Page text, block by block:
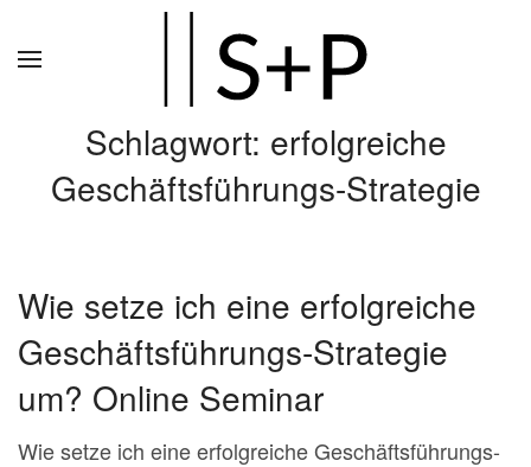
Schlagwort: erfolgreiche
Geschäftsführungs-Strategie
Wie setze ich eine erfolgreiche
Geschäftsführungs-Strategie
um? Online Seminar
Wie setze ich eine erfolgreiche Geschäftsführungs-